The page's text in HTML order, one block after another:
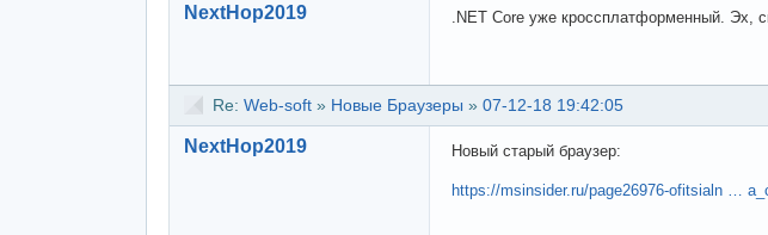
NextHop2019 .NET Core уже кроссплатформенный. Эх,
Re: Web-soft » Новые Браузеры » 07-12-18 19:42:05
NextHop2019 Новый старый браузер:
https://msinsider.ru/page26976-ofitsialn …